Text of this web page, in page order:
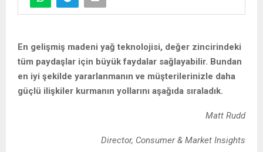
En gelişmiş madeni yağ teknolojisi, değer zincirindeki
tüm paydaşlar için büyük faydalar sağlayabilir. Bundan
en iyi şekilde yararlanmanın ve müşterilerinizle daha
güçlü ilişkiler kurmanın yollarını aşağıda sıraladık.
Matt Rudd
Director, Consumer & Market Insights